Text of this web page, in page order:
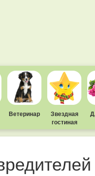
Ветеринар
Звездная
гостиная